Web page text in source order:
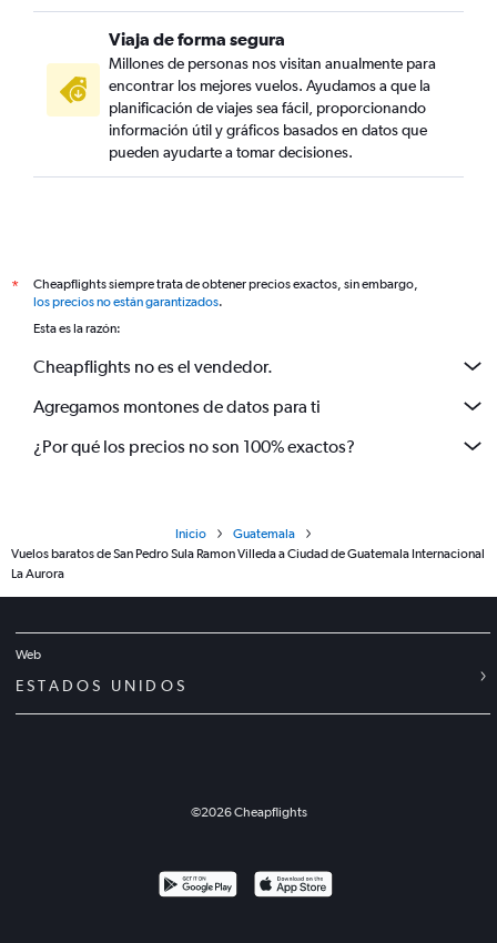
Viaja de forma segura
Millones de personas nos visitan anualmente para
encontrar los mejores vuelos. Ayudamos a que la
planificación de viajes sea fácil, proporcionando
información útil y gráficos basados en datos que
pueden ayudarte a tomar decisiones.
*
Cheapflights siempre trata de obtener precios exactos, sin embargo,
los precios no están garantizados.
Esta es la razón:
Cheapflights no es el vendedor.
Agregamos montones de datos para ti
¿Por qué los precios no son 100% exactos?
Inicio
Guatemala
Vuelos baratos de San Pedro Sula Ramon Villeda a Ciudad de Guatemala Internacional
La Aurora
Web
ESTADOS UNIDOS
©2026Cheapflights